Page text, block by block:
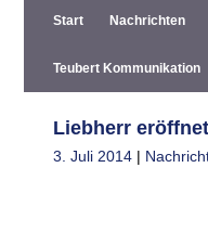
Start Nachrichten
Teubert Kommunikation
Liebherr
3. Juli 2014 |